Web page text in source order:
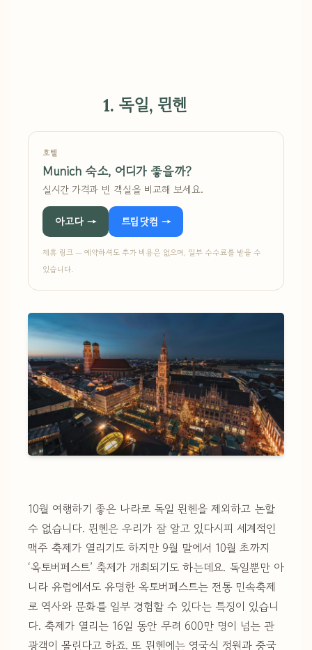
1. 독일, 뮌헨
호텔
Munich 숙소, 어디가 좋을까?
실시간 가격과 빈 객실을 비교해 보세요.
아고다 → 트립닷컴 →
제휴 링크 — 예약하셔도 추가 비용은 없으며, 일부 수수료를 받을 수
있습니다.
10월 여행하기 좋은 나라로 독일 뮌헨을 제외하고 논할
수 없습니다. 뮌헨은 우리가 잘 알고 있다시피 세계적인
맥주 축제가 열리기도 하지만 9월 말에서 10월 초까지
‘옥토버페스트’ 축제가 개최되기도 하는데요. 독일뿐만 아
니라 유럽에서도 유명한 옥토버페스트는 전통 민속축제
로 역사와 문화를 일부 경험할 수 있다는 특징이 있습니
다. 축제가 열리는 16일 동안 무려 600만 명이 넘는 관
광객이 몰린다고 하죠. 또 뮌헨에는 영국식 정원과 중국